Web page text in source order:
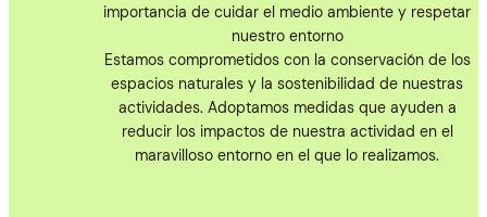
importancia de cuidar el medio ambiente y respetar
nuestro entorno
Estamos comprometidos con la conservación de los
espacios naturales y la sostenibilidad de nuestras
actividades. Adoptamos medidas que ayuden a
reducir los impactos de nuestra actividad en el
maravilloso entorno en el que lo realizamos.